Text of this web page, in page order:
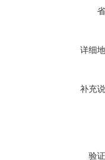
详细
补充
验